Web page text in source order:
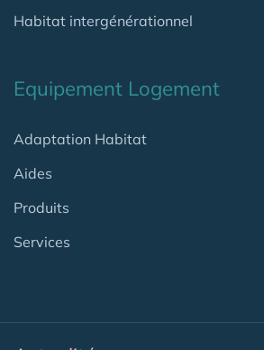
Habitat intergénérationnel
Equipement Logement
Adaptation Habitat
Aides
Produits
Services